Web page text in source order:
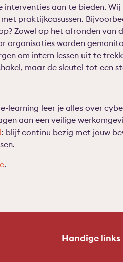
aan te bieden. Wij
praktijkcasussen.
Zowel op het afronden van
organisaties worden
om intern lessen uit te
maar de sleutel tot een
learning leer je alles over
aan een veilige
: blijf continu bezig met jouw
.
Handige links